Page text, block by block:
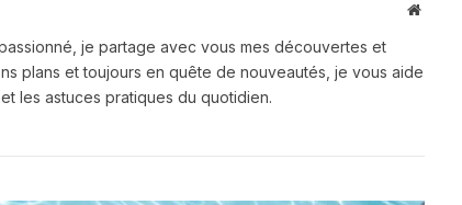
Website
je partage avec vous mes découvertes et
plans et toujours en quête de nouveautés, je vous aide
les astuces pratiques du quotidien.